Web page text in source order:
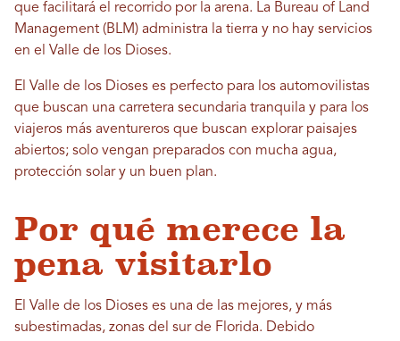
que facilitará el recorrido por la arena. La Bureau of Land
Management (BLM) administra la tierra y no hay servicios
en el Valle de los Dioses.
El Valle de los Dioses es perfecto para los automovilistas
que buscan una carretera secundaria tranquila y para los
viajeros más aventureros que buscan explorar paisajes
abiertos; solo vengan preparados con mucha agua,
protección solar y un buen plan.
Por qué merece la
pena visitarlo
El Valle de los Dioses es una de las mejores, y más
subestimadas, zonas del sur de Florida. Debido